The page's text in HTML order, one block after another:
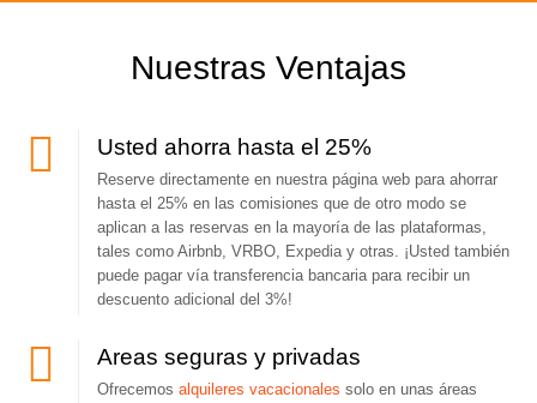
Nuestras Ventajas
Usted ahorra hasta el 25%
Reserve directamente en nuestra página web para ahorrar
hasta el 25% en las comisiones que de otro modo se
aplican a las reservas en la mayoría de las plataformas,
tales como Airbnb, VRBO, Expedia y otras. ¡Usted también
puede pagar vía transferencia bancaria para recibir un
descuento adicional del 3%!
Areas seguras y privadas
Ofrecemos alquileres vacacionales solo en unas áreas